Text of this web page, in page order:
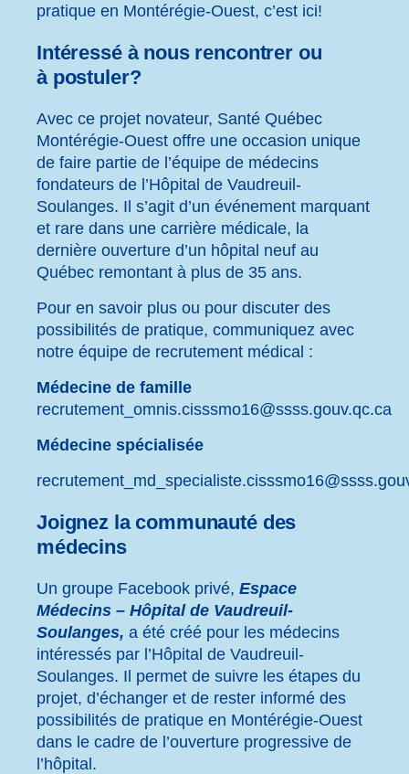
pratique en Montérégie-Ouest, c’est ici!
Intéressé à nous rencontrer ou
à postuler?
Avec ce projet novateur, Santé Québec
Montérégie-Ouest offre une occasion unique
de faire partie de l’équipe de médecins
fondateurs de l’Hôpital de Vaudreuil-
Soulanges. Il s’agit d’un événement marquant
et rare dans une carrière médicale, la
dernière ouverture d’un hôpital neuf au
Québec remontant à plus de 35 ans.
Pour en savoir plus ou pour discuter des
possibilités de pratique, communiquez avec
notre équipe de recrutement médical :
Médecine de famille
recrutement_omnis.cisssmo16@ssss.gouv.qc.ca
Médecine spécialisée
Joignez la communauté des
médecins
Un groupe Facebook privé, Espace
Médecins – Hôpital de Vaudreuil-
Soulanges, a été créé pour les médecins
intéressés par l’Hôpital de Vaudreuil-
Soulanges. Il permet de suivre les étapes du
projet, d’échanger et de rester informé des
possibilités de pratique en Montérégie-Ouest
dans le cadre de l’ouverture progressive de
l’hôpital.